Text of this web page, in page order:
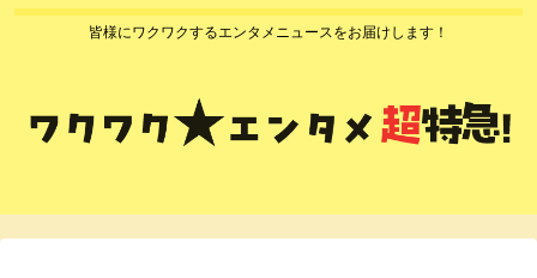
皆様にワクワクするエンタメニュースをお届けします！